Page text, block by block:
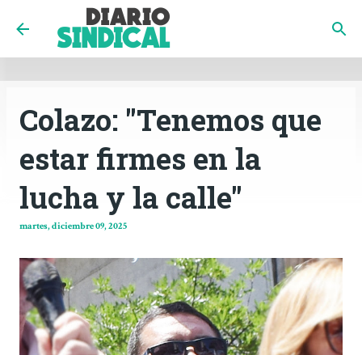
INICIO CÓRDOBA
Ir al contenido principal
Colazo: "Tenemos que
estar firmes en la
lucha y la calle"
martes, diciembre 09, 2025